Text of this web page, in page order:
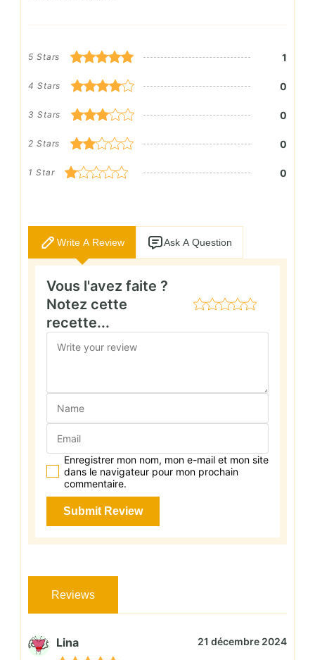
5 Stars 1
4 Stars 0
3 Stars 0
2 Stars 0
1 Star 0
Write A Review Ask A Question
Vous l'avez faite ?
Notez cette
recette...
Enregistrer mon nom, mon e-mail et mon site
dans le navigateur pour mon prochain
commentaire.
Reviews
Lina 21 décembre 2024